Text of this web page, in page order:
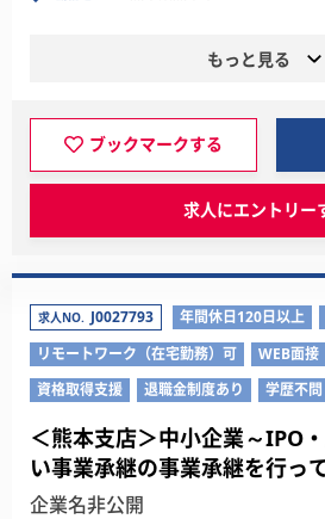
もっと見る
ブックマークする
求人にエントリー
求人NO. J0027793 年間休日120日以上
リモートワーク（在宅勤務）可
WEB面接
資格取得支援
退職金制度あり 学歴不問
＜熊本支店＞中小企業～IPO
い事業承継の事業承継を行っ
企業名非公開